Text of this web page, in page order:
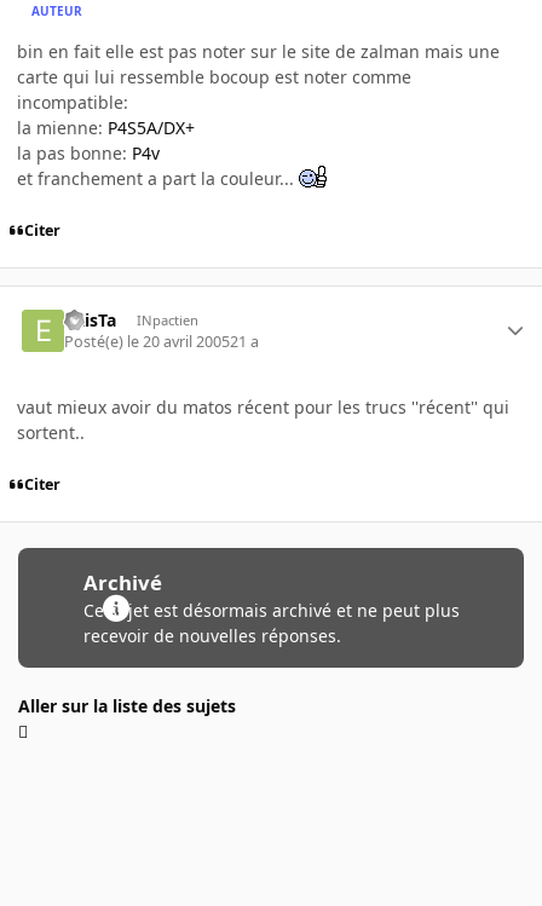
AUTEUR
bin en fait elle est pas noter sur le site de zalman mais une
carte qui lui ressemble bocoup est noter comme
incompatible:
la mienne: P4S5A/DX+
la pas bonne: P4v
et franchement a part la couleur...
Citer
eXisTa INpactien
Posté(e) le 20 avril 200521 a
vaut mieux avoir du matos récent pour les trucs ''récent'' qui
sortent..
Citer
Archivé
Ce sujet est désormais archivé et ne peut plus
recevoir de nouvelles réponses.
Aller sur la liste des sujets